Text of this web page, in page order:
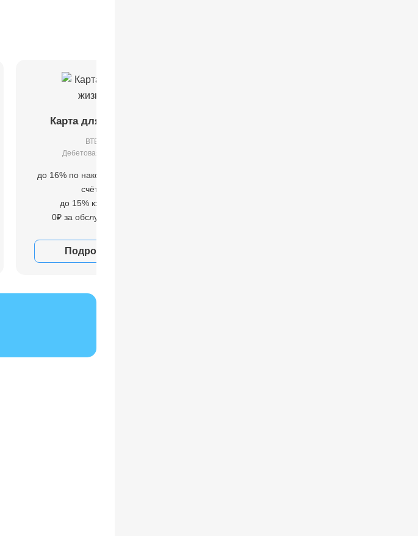
Карта для жизни
ВТБ
Дебетовая карта
до 16% по накопительному
счёту
до 15% кэшбэка
0₽ за обслуживание
Подробнее